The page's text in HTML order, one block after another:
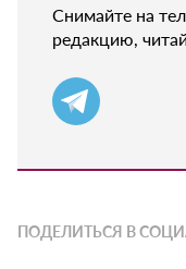
Снимайте на
редакцию,
ПОДЕЛИТЬСЯ В